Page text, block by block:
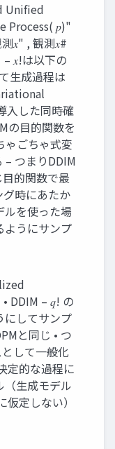
Unified
Process( 𝑝)"
𝑥" , 観測𝑥#
𝑥!は以下の
⽣成過程は
⼊した同時確
の⽬的関数を
ゃごちゃ式変
– つまりDDIM
的関数で最
グ時にあたか
ルを使った場
ようにサンプ
DDIM – 𝑞! の
にしてサンプ
と同じ • つ
して⼀般化
定的な過程に
⽣成モデル
定しない）